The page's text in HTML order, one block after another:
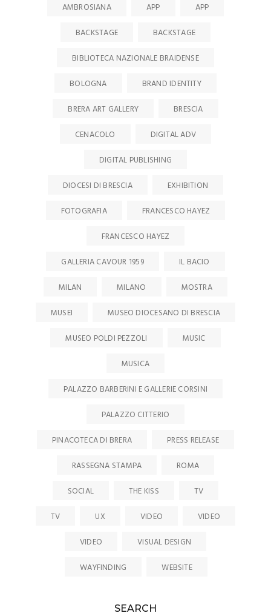
AMBROSIANA APP
APP
BACKSTAGE
BACKSTAGE
BIBLIOTECA NAZIONALE BRAIDENSE
BOLOGNA
BRAND IDENTITY
BRERA ART GALLERY
BRESCIA
CENACOLO
DIGITAL ADV
DIGITAL PUBLISHING
DIOCESI DI BRESCIA
EXHIBITION
FOTOGRAFIA
FRANCESCO HAYEZ
FRANCESCO HAYEZ
GALLERIA CAVOUR 1959
IL BACIO
MILAN
MILANO
MOSTRA
MUSEI
MUSEO DIOCESANO DI BRESCIA
MUSEO POLDI PEZZOLI
MUSIC
MUSICA
PALAZZO BARBERINI E GALLERIE CORSINI
PALAZZO CITTERIO
PINACOTECA DI BRERA
PRESS RELEASE
RASSEGNA STAMPA
ROMA
SOCIAL
THE KISS
TV
TV
UX VIDEO
VIDEO
VIDEO
VISUAL DESIGN
WAYFINDING
WEBSITE
SEARCH